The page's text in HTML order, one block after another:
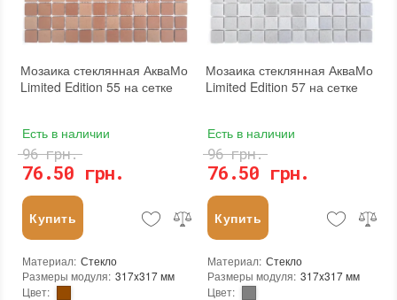
Страна производителя: Украина
Бренд: AquaMo
Тип поверхности: Матовая
Страна производителя: Украина
Бренд: AquaMo
Тип поверхности: Матовая
Мозаика стеклянная АкваМо
Limited Edition 55 на сетке
Есть в наличии
76.50 грн.
96 грн.
Купить
Материал: Стекло
Размеры модуля: 317x317 мм
Цвет:
Мозаика стеклянная АкваМо
Limited Edition 57 на сетке
Есть в наличии
76.50 грн.
96 грн.
Купить
Материал: Стекло
Размеры модуля: 317x317 мм
Цвет: